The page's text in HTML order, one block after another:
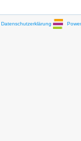
Datenschutzerklärung